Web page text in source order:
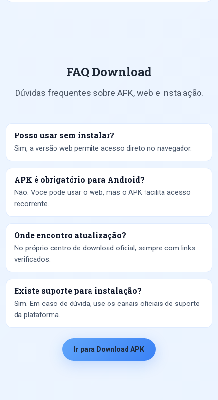
FAQ Download
Dúvidas frequentes sobre APK, web e instalação.
Posso usar sem instalar?
Sim, a versão web permite acesso direto no navegador.
APK é obrigatório para Android?
Não. Você pode usar o web, mas o APK facilita acesso
recorrente.
Onde encontro atualização?
No próprio centro de download oficial, sempre com links
verificados.
Existe suporte para instalação?
Sim. Em caso de dúvida, use os canais oficiais de suporte
da plataforma.
Ir para Download APK